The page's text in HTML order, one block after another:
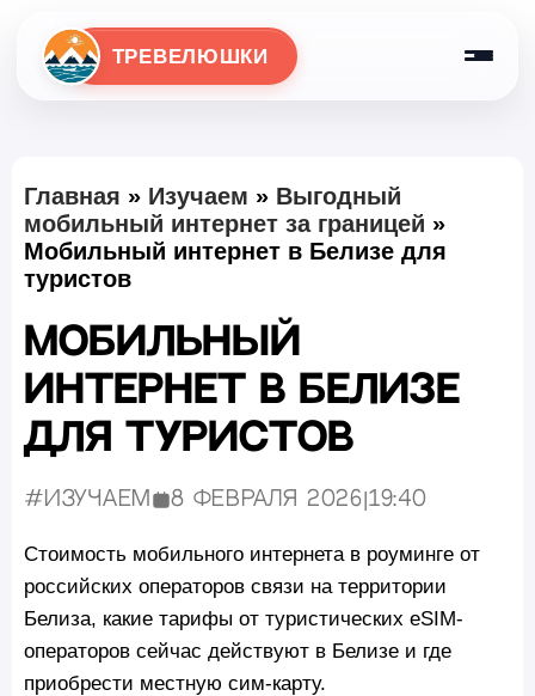
ТРЕВЕЛЮШКИ
Главная » Изучаем » Выгодный
мобильный интернет за границей »
Мобильный интернет в Белизе для
туристов
Мобильный
интернет в Белизе
для туристов
#Изучаем Опубликовано:
8 февраля 2026 19:40
Стоимость мобильного интернета в роуминге от
российских операторов связи на территории
Белиза, какие тарифы от туристических eSIM-
операторов сейчас действуют в Белизе и где
приобрести местную сим-карту.